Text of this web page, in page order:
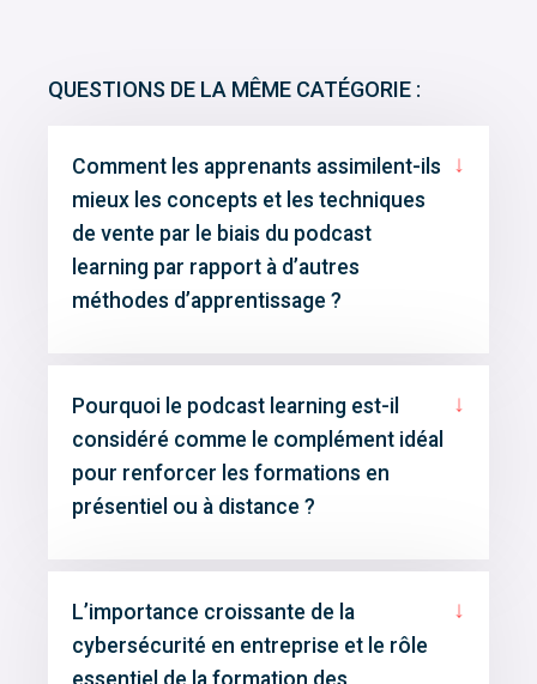
QUESTIONS DE LA MÊME CATÉGORIE :
Comment les apprenants assimilent-ils
mieux les concepts et les techniques
de vente par le biais du podcast
learning par rapport à d’autres
méthodes d’apprentissage ?
↓
Pourquoi le podcast learning est-il
considéré comme le complément idéal
pour renforcer les formations en
présentiel ou à distance ?
↓
L’importance croissante de la
cybersécurité en entreprise et le rôle
↓